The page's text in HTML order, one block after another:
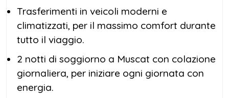
Trasferimenti in veicoli moderni e
climatizzati, per il massimo comfort durante
tutto il viaggio.
2 notti di soggiorno a Muscat con colazione
giornaliera, per iniziare ogni giornata con
energia.